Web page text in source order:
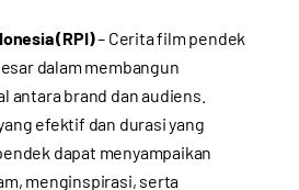
(RPI)– Cerita film pendek
dalam membangun
antara brand dan audiens.
efektif dan durasi yang
dapat menyampaikan
menginspirasi, serta